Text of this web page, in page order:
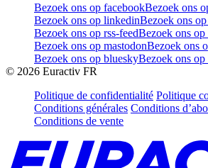
Bezoek ons op facebookBezoek ons
Bezoek ons op linkedinBezoek ons
Bezoek ons op rss-feedBezoek ons op
Bezoek ons op mastodonBezoek ons
Bezoek ons op blueskyBezoek ons op
© 2026 Euractiv FR
Politique de confidentialité Politique
Conditions générales Conditions
Conditions de vente